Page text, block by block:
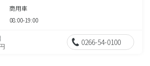
商用車
08:00-19:00
0266-54-0100